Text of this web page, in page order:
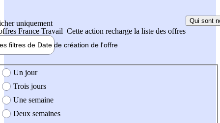
uniquement
France Travail Cette action recharge la liste des offres
Qui sont
filtres de Date de création de l'offre
création de l'offre
Un jour
Trois jours
Une semaine
Deux semaines